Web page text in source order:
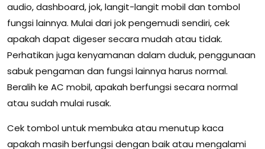
audio, dashboard, jok, langit-langit mobil dan tombol
fungsi lainnya. Mulai dari jok pengemudi sendiri, cek
apakah dapat digeser secara mudah atau tidak.
Perhatikan juga kenyamanan dalam duduk, penggunaan
sabuk pengaman dan fungsi lainnya harus normal.
Beralih ke AC mobil, apakah berfungsi secara normal
atau sudah mulai rusak.
Cek tombol untuk membuka atau menutup kaca
apakah masih berfungsi dengan baik atau mengalami